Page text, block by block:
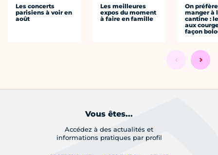
Les concerts
parisiens à voir en
août
Les meilleures
expos du moment
à faire en famille
On préfère
manger à
cantine :
aux
façon
Vous êtes...
Accédez à des actualités et
informations pratiques par profil